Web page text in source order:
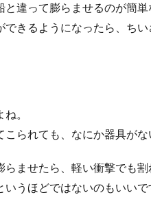
違って膨らませるのが簡単
できるようになったら、ち
。
こられても、なにか器具が
ませたら、軽い衝撃でも
うほどではないのもいいで